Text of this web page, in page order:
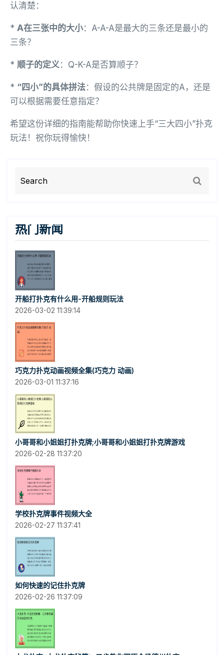
认清楚：
* A在三张中的大小：A-A-A是最大的三条还是最小的
三条？
* 顺子的定义：Q-K-A是否算顺子？
* “四小”的具体拼法：假设的公共牌是固定的A，还是
可以根据需要任意指定？
希望这份详细的指南能帮助你快速上手“三大四小”扑克
玩法！祝你玩得愉快！
热门新闻
开船打扑克有什么用-开船规则玩法
2026-03-02 11:39:14
巧克力扑克动画视频全集(巧克力 动画)
2026-03-01 11:37:16
小哥哥和小姐姐打扑克牌;小哥哥和小姐姐打扑克牌游戏
2026-02-28 11:37:20
学校扑克牌事件视频大全
2026-02-27 11:37:41
如何快速的记住扑克牌
2026-02-26 11:37:09